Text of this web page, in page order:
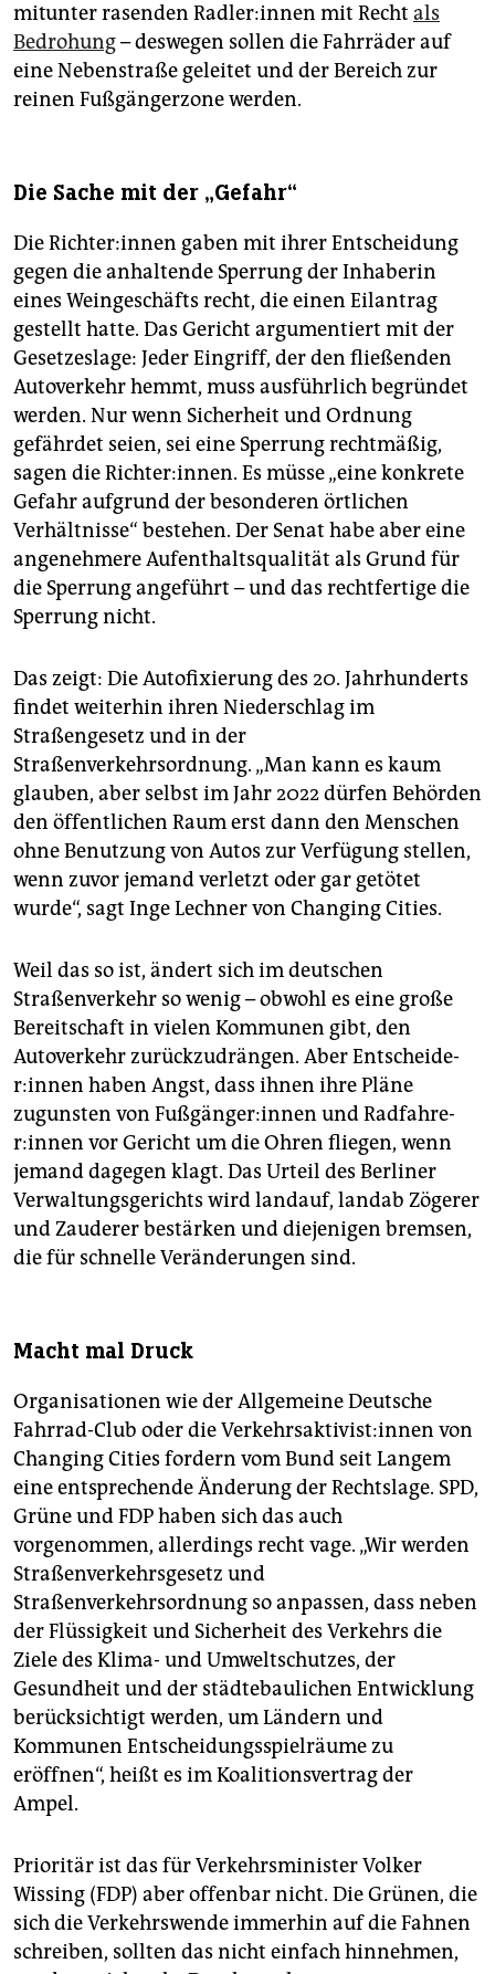
mitunter rasenden Rad­le­r:in­nen mit Recht als
Bedrohung– deswegen sollen die Fahrräder auf
eine Nebenstraße geleitet und der Bereich zur
reinen Fußgängerzone werden.
Die Sache mit der „Gefahr“
Die Rich­te­r:in­nen gaben mit ihrer Entscheidung
gegen die anhaltende Sperrung der Inhaberin
eines Weingeschäfts recht, die einen Eilantrag
gestellt hatte. Das Gericht argumentiert mit der
Gesetzeslage: Jeder Eingriff, der den fließenden
Autoverkehr hemmt, muss ausführlich begründet
werden. Nur wenn Sicherheit und Ordnung
gefährdet seien, sei eine Sperrung rechtmäßig,
sagen die Richter:innen. Es müsse „eine konkrete
Gefahr aufgrund der besonderen örtlichen
Verhältnisse“ bestehen. Der Senat habe aber eine
angenehmere Aufenthaltsqualität als Grund für
die Sperrung angeführt – und das rechtfertige die
Sperrung nicht.
Das zeigt: Die Autofixierung des 20. Jahrhunderts
findet weiterhin ihren Niederschlag im
Straßengesetz und in der
Straßenverkehrsordnung. „Man kann es kaum
glauben, aber selbst im Jahr 2022 dürfen Behörden
den öffentlichen Raum erst dann den Menschen
ohne Benutzung von Autos zur Verfügung stellen,
wenn zuvor jemand verletzt oder gar getötet
wurde“, sagt Inge Lechner von Changing Cities.
Weil das so ist, ändert sich im deutschen
Straßenverkehr so wenig – obwohl es eine große
Bereitschaft in vielen Kommunen gibt, den
Autoverkehr zurückzudrängen. Aber Ent­schei­de­
r:in­nen haben Angst, dass ihnen ihre Pläne
zugunsten von Fuß­gän­ge­r:in­nen und Rad­fah­re­
r:in­nen vor Gericht um die Ohren fliegen, wenn
jemand dagegen klagt. Das Urteil des Berliner
Verwaltungsgerichts wird landauf, landab Zögerer
und Zauderer bestärken und diejenigen bremsen,
die für schnelle Veränderungen sind.
Macht mal Druck
Organisationen wie der Allgemeine Deutsche
Fahrrad-Club oder die Ver­kehrs­ak­ti­vist:in­nen von
Changing Cities fordern vom Bund seit Langem
eine entsprechende Änderung der Rechtslage. SPD,
Grüne und FDP haben sich das auch
vorgenommen, allerdings recht vage. „Wir werden
Straßenverkehrsgesetz und
Straßenverkehrsordnung so anpassen, dass neben
der Flüssigkeit und Sicherheit des Verkehrs die
Ziele des Klima- und Umweltschutzes, der
Gesundheit und der städtebaulichen Entwicklung
berücksichtigt werden, um Ländern und
Kommunen Entscheidungsspielräume zu
eröffnen“, heißt es im Koalitionsvertrag der
Ampel.
Prioritär ist das für Verkehrsminister Volker
Wissing (FDP) aber offenbar nicht. Die Grünen, die
sich die Verkehrswende immerhin auf die Fahnen
schreiben, sollten das nicht einfach hinnehmen,